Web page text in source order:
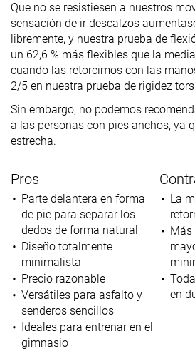
Que no se resistiesen a nuestros
sensación de ir descalzos
libremente, y nuestra prueba de
un 62,6 % más flexibles que la
cuando las retorcimos con las
2/5 en nuestra prueba de rigidez
Sin embargo, no podemos
a las personas con pies anchos, ya
estrecha.
Pros
Parte delantera en forma
de pie para separar los
dedos de forma natural
Diseño totalmente
minimalista
Precio razonable
Versátiles para asfalto y
senderos sencillos
Ideales para entrenar en el
gimnasio
La
Más
en